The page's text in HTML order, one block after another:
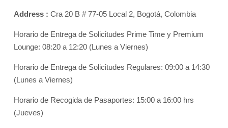
Address : Cra 20 B # 77-05 Local 2, Bogotá, Colombia
Horario de Entrega de Solicitudes Prime Time y Premium
Lounge: 08:20 a 12:20 (Lunes a Viernes)
Horario de Entrega de Solicitudes Regulares: 09:00 a 14:30
(Lunes a Viernes)
Horario de Recogida de Pasaportes: 15:00 a 16:00 hrs
(Jueves)